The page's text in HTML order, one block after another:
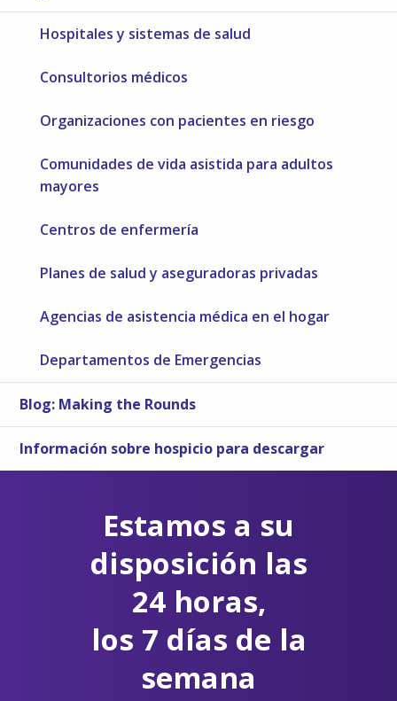
Hospitales y sistemas de salud
Consultorios médicos
Organizaciones con pacientes en riesgo
Comunidades de vida asistida para adultos
mayores
Centros de enfermería
Planes de salud y aseguradoras privadas
Agencias de asistencia médica en el hogar
Departamentos de Emergencias
Blog: Making the Rounds
Información sobre hospicio para descargar
Estamos a su
disposición las
24 horas,
los 7 días de la
semana